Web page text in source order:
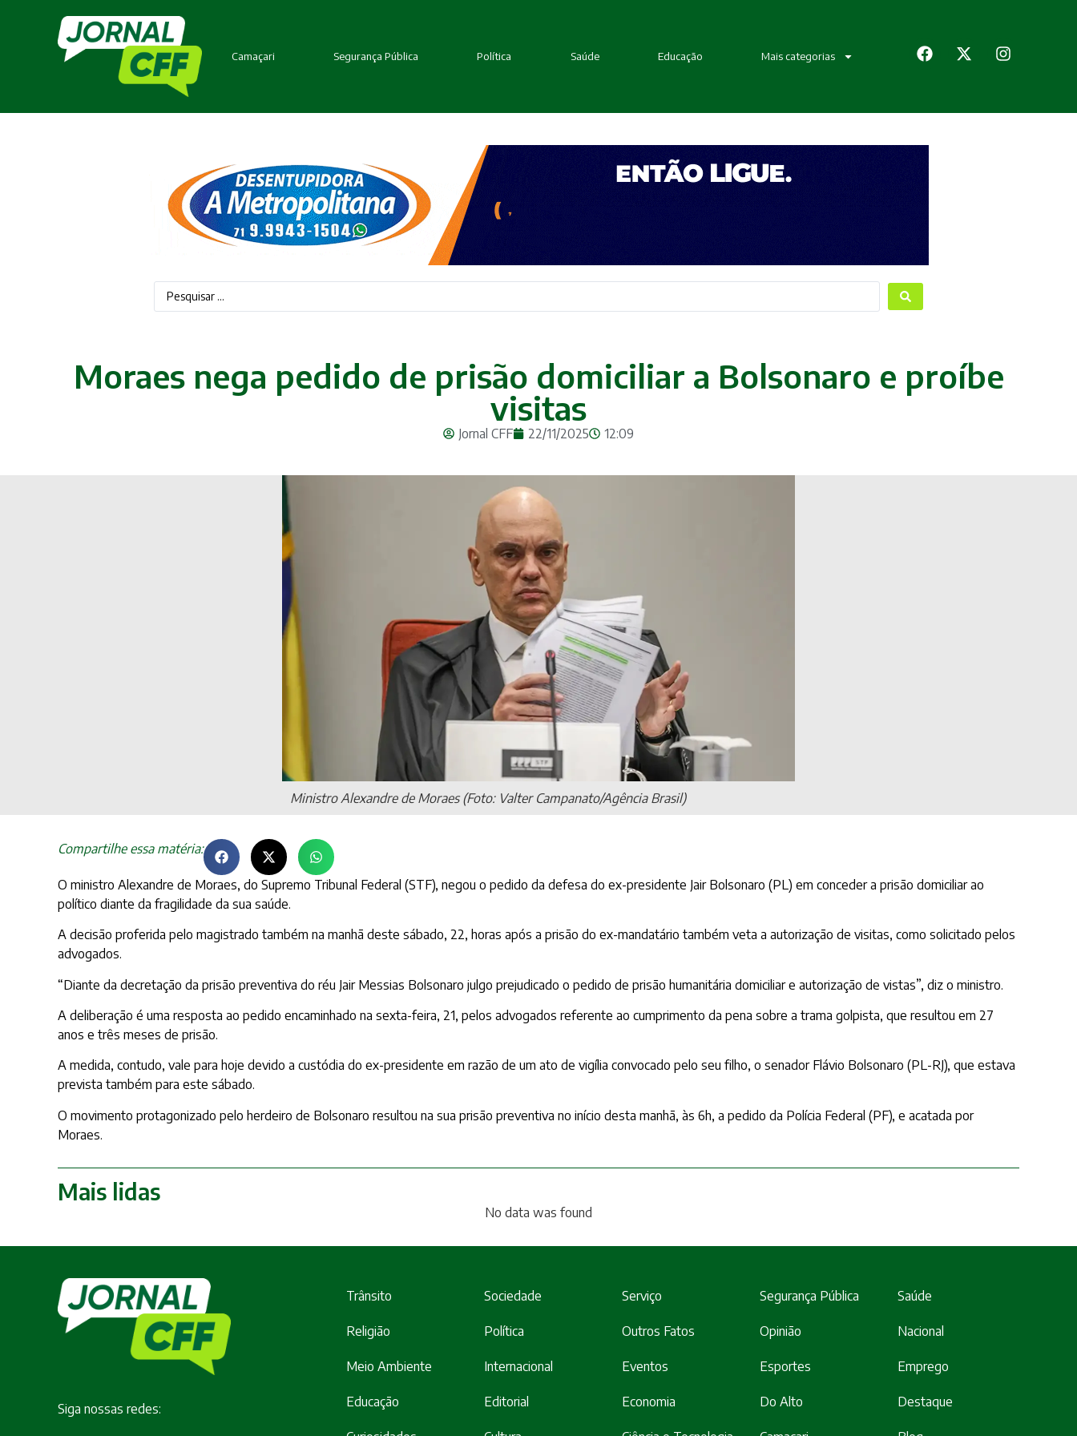
Camaçari Segurança Pública Política Saúde Educação Mais categorias
Moraes nega pedido de prisão domiciliar a Bolsonaro e proíbe
visitas
Jornal CFF 22/11/2025 12:09
Ministro Alexandre de Moraes (Foto: Valter Campanato/Agência Brasil)
Compartilhe essa matéria:
O ministro Alexandre de Moraes, do Supremo Tribunal Federal (STF), negou o pedido da defesa do ex-presidente Jair Bolsonaro (PL) em conceder a prisão domiciliar ao
político diante da fragilidade da sua saúde.
A decisão proferida pelo magistrado também na manhã deste sábado, 22, horas após a prisão do ex-mandatário também veta a autorização de visitas, como solicitado pelos
advogados.
“Diante da decretação da prisão preventiva do réu Jair Messias Bolsonaro julgo prejudicado o pedido de prisão humanitária domiciliar e autorização de vistas”, diz o ministro.
A deliberação é uma resposta ao pedido encaminhado na sexta-feira, 21, pelos advogados referente ao cumprimento da pena sobre a trama golpista, que resultou em 27
anos e três meses de prisão.
A medida, contudo, vale para hoje devido a custódia do ex-presidente em razão de um ato de vigília convocado pelo seu filho, o senador Flávio Bolsonaro (PL-RJ), que estava
prevista também para este sábado.
O movimento protagonizado pelo herdeiro de Bolsonaro resultou na sua prisão preventiva no início desta manhã, às 6h, a pedido da Polícia Federal (PF), e acatada por
Moraes.
Mais lidas
No data was found
Siga nossas redes:
Trânsito Sociedade Serviço Segurança Pública Saúde
Religião Política Outros Fatos Opinião Nacional
Meio Ambiente Internacional Eventos Esportes Emprego
Educação Editorial Economia Do Alto Destaque